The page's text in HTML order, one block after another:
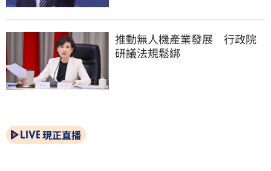
推動無人機產業發展　行政院
研議法規鬆綁
現正直播